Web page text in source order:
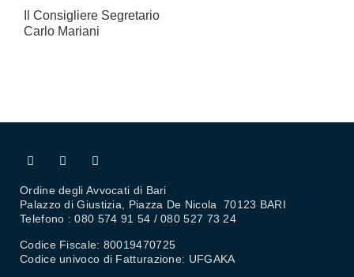
Il Consigliere Segretario
Carlo Mariani
Ordine degli Avvocati di Bari
Palazzo di Giustizia, Piazza De Nicola 70123 BARI
Telefono : 080 574 91 54 / 080 527 73 24
Codice Fiscale: 80019470725
Codice univoco di Fatturazione: UFGAKA